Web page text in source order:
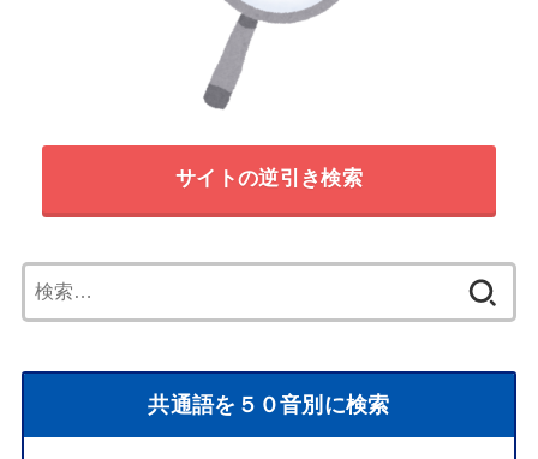
サイトの逆引き検索
索:
共通語を５０音別に検索